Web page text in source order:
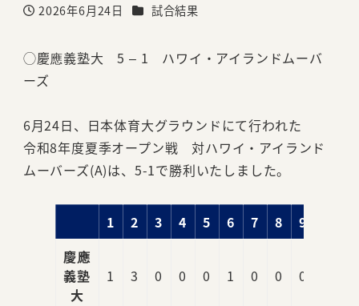
投稿日
2026年6月24日 カテゴリー
試合結果
◯慶應義塾大 5 – 1 ハワイ・アイランドムーバ
ーズ
6月24日、日本体育大グラウンドにて行われた
令和8年度夏季オープン戦 対ハワイ・アイランド
ムーバーズ(A)は、5-1で勝利いたしました。
1 2 3 4 5 6 7 8 9
慶應
義塾
大
1 3 0 0 0 1 0 0 0